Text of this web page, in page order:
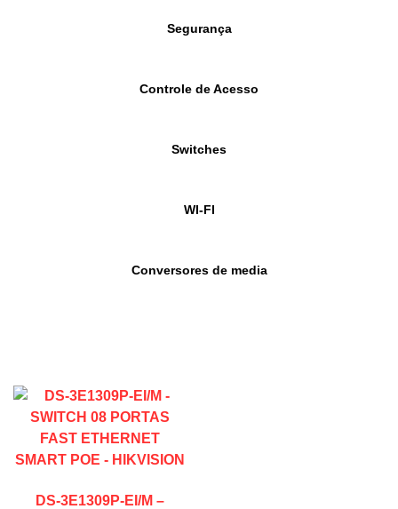
Segurança
Controle de Acesso
Switches
WI-FI
Conversores de media
DS-3E1309P-EI/M –